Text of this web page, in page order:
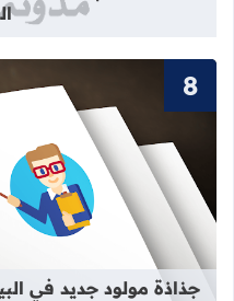
جذاذة مولود جديد في